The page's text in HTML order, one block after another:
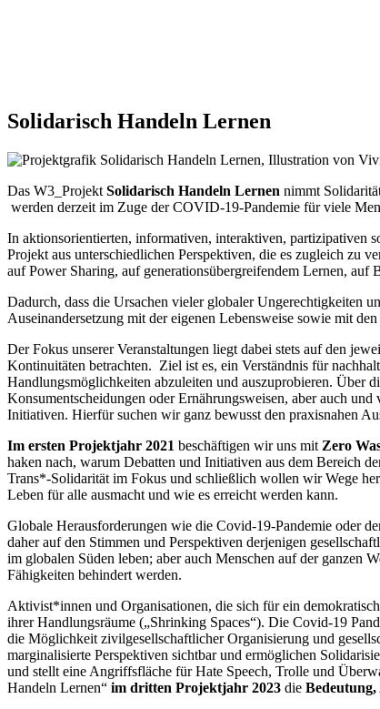
Solidarisch Handeln Lernen
Das W3_Projekt Solidarisch Handeln Lernen nimmt
werden derzeit im Zuge der COVID-19-Pandemie für viele
In aktionsorientierten, informativen, interaktiven, partizipativen
Projekt aus unterschiedlichen Perspektiven, die es zugleich zu
auf Power Sharing, auf generationsübergreifendem Lernen, auf
Dadurch, dass die Ursachen vieler globaler Ungerechtigkeiten
Auseinandersetzung mit der eigenen Lebensweise sowie mit
Der Fokus unserer Veranstaltungen liegt dabei stets auf den
Kontinuitäten betrachten. Ziel ist es, ein Verständnis für
Handlungsmöglichkeiten abzuleiten und auszuprobieren. Über
Konsumentscheidungen oder Ernährungsweisen, aber auch
Initiativen. Hierfür suchen wir ganz bewusst den praxisnahen
Im ersten Projektjahr 2021 beschäftigen wir uns mit Zero
haken nach, warum Debatten und Initiativen aus dem Bereich
Trans*-Solidarität im Fokus und schließlich wollen wir Wege
Leben für alle ausmacht und wie es erreicht werden kann.
Globale Herausforderungen wie die Covid-19-Pandemie oder
daher auf den Stimmen und Perspektiven derjenigen
im globalen Süden leben; aber auch Menschen auf der ganzen
Fähigkeiten behindert werden.
Aktivist*innen und Organisationen, die sich für ein
ihrer Handlungsräume („Shrinking Spaces“). Die Covid-19
die Möglichkeit zivilgesellschaftlicher Organisierung und
marginalisierte Perspektiven sichtbar und ermöglichen
und stellt eine Angriffsfläche für Hate Speech, Trolle und
Handeln Lernen“ im dritten Projektjahr 2023 die